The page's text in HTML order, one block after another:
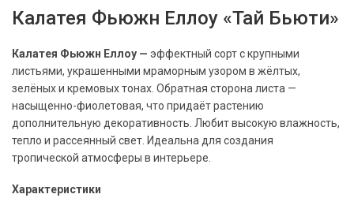
Калатея Фьюжн Еллоу «Тай Бьюти»
Калатея Фьюжн Еллоу — эффектный сорт с крупными
листьями, украшенными мраморным узором в жёлтых,
зелёных и кремовых тонах. Обратная сторона листа —
насыщенно-фиолетовая, что придаёт растению
дополнительную декоративность. Любит высокую влажность,
тепло и рассеянный свет. Идеальна для создания
тропической атмосферы в интерьере.
Характеристики